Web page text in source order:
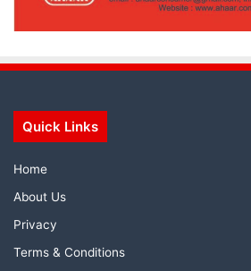
Quick Links
Home
About Us
Privacy
Terms & Conditions